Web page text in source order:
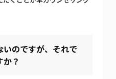
いのですが、それで
か？